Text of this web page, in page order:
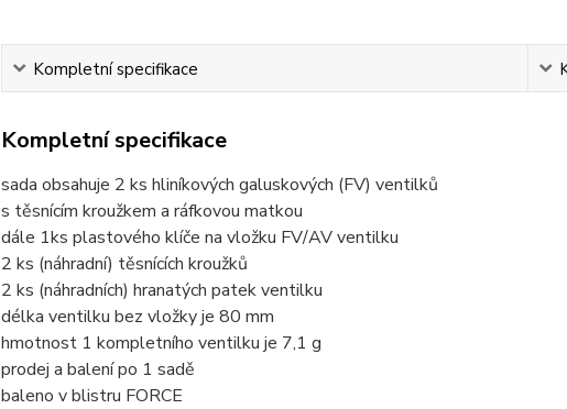
Kompletní specifikace
Kompletní specifikace
sada obsahuje 2 ks hliníkových galuskových (FV) ventilků
s těsnícím kroužkem a ráfkovou matkou
dále 1ks plastového klíče na vložku FV/AV ventilku
2 ks (náhradní) těsnících kroužků
2 ks (náhradních) hranatých patek ventilku
délka ventilku bez vložky je 80 mm
hmotnost 1 kompletního ventilku je 7,1 g
prodej a balení po 1 sadě
baleno v blistru FORCE